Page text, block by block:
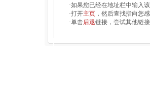
·如果您已经在地址栏中输入
·打开主页 ，然后查找指向您
·单击后退链接，尝试其他链